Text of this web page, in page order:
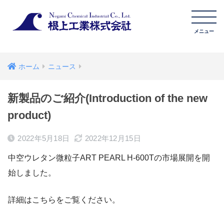
ホーム ニュース
新製品のご紹介(Introduction of the new
product)
2022年5月18日 2022年12月15日
中空ウレタン微粒子ART PEARL H-600Tの市場展開を開
始しました。
詳細はこちらをご覧ください。